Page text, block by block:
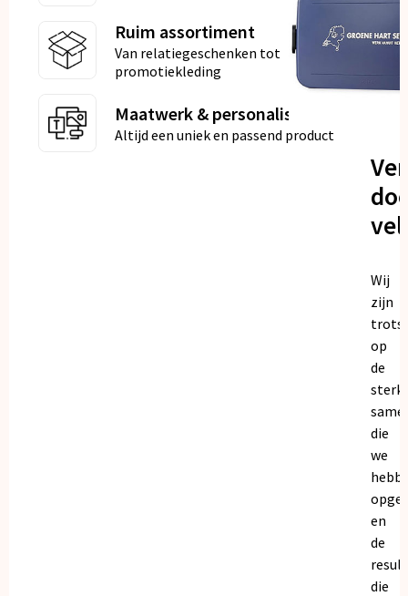
Ruim assortiment
Van relatiegeschenken tot
promotiekleding
Maatwerk & personalisatie
Altijd een uniek en passend product
Wij
zijn
trots
op
de
die
we
en
de
die